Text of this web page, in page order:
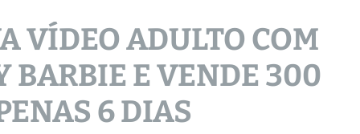
VÍDEO ADULTO COM
BARBIE E VENDE 300
6 DIAS